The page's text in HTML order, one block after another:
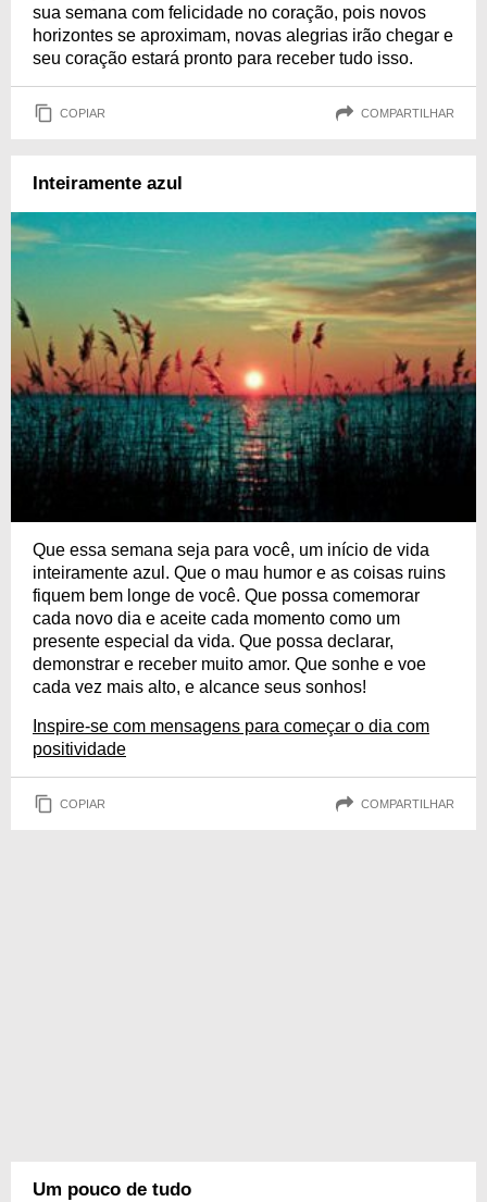
sua semana com felicidade no coração, pois novos
horizontes se aproximam, novas alegrias irão chegar e
seu coração estará pronto para receber tudo isso.
COPIAR COMPARTILHAR
Inteiramente azul
Que essa semana seja para você, um início de vida
inteiramente azul. Que o mau humor e as coisas ruins
fiquem bem longe de você. Que possa comemorar
cada novo dia e aceite cada momento como um
presente especial da vida. Que possa declarar,
demonstrar e receber muito amor. Que sonhe e voe
cada vez mais alto, e alcance seus sonhos!
Inspire-se com mensagens para começar o dia com
positividade
COPIAR COMPARTILHAR
Um pouco de tudo